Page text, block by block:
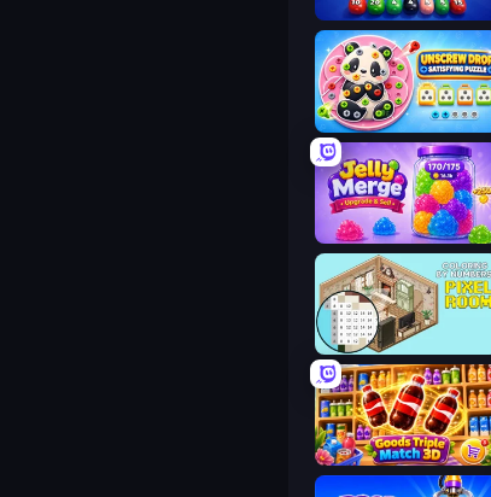
Pixel Blast
Unscrew Drop: Satisfying Puzzle
Jelly Merge: Upgrade & Sell
Goods Triple Match 3D